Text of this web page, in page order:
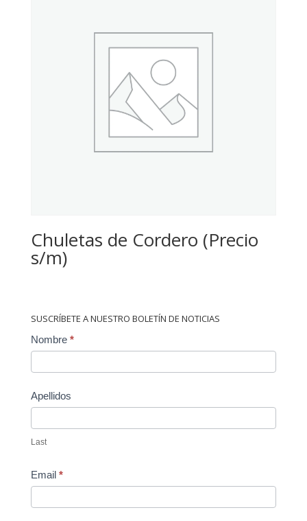
Chuletas de Cordero (Precio
s/m)
SUSCRÍBETE A NUESTRO BOLETÍN DE NOTICIAS
Contact
Nombre *
Apellidos
Last
Email *